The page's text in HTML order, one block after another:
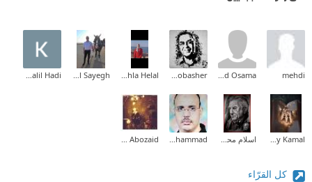
mehdi
Eyad Osama
Tamer Mobasher
Nahla Helal
Ahmed El Sayegh
Khalil Hadi
Amany Kamal اسلام محمد المهدي Abdelmoaty Muhammad
Ahmed Abozaid
كل القرّاء